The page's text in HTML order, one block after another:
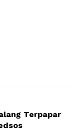
Terpapar